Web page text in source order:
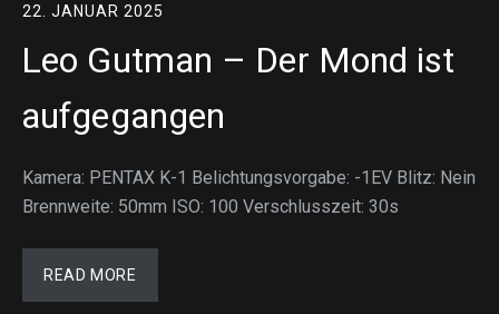
22. JANUAR 2025
Leo Gutman – Der Mond ist
aufgegangen
Kamera: PENTAX K-1 Belichtungsvorgabe: -1EV Blitz: Nein
Brennweite: 50mm ISO: 100 Verschlusszeit: 30s
READ MORE